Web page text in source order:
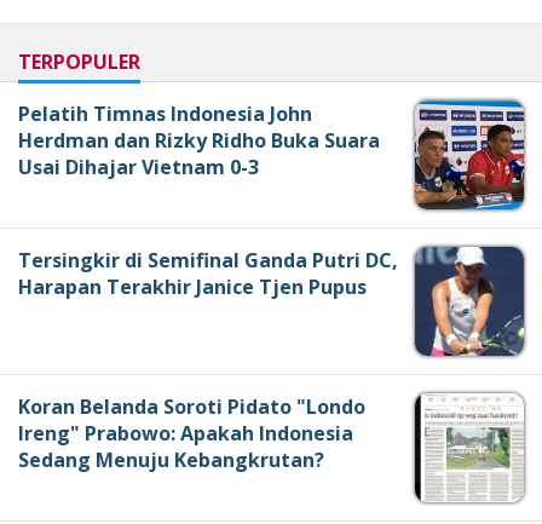
TERPOPULER
Pelatih Timnas Indonesia John
Herdman dan Rizky Ridho Buka Suara
Usai Dihajar Vietnam 0-3
Tersingkir di Semifinal Ganda Putri DC,
Harapan Terakhir Janice Tjen Pupus
Koran Belanda Soroti Pidato "Londo
Ireng" Prabowo: Apakah Indonesia
Sedang Menuju Kebangkrutan?